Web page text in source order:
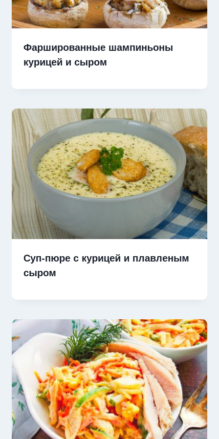
Фаршированные шампиньоны
курицей и сыром
Суп-пюре с курицей и плавленым
сыром